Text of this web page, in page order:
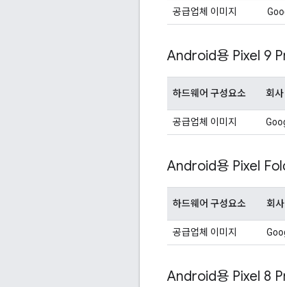
공급업체 이미지
Android용 Pixel 9
하드웨어 구성요소 회사
공급업체 이미지
Android용 Pixel
하드웨어 구성요소 회사
공급업체 이미지
Android용 Pixel 8